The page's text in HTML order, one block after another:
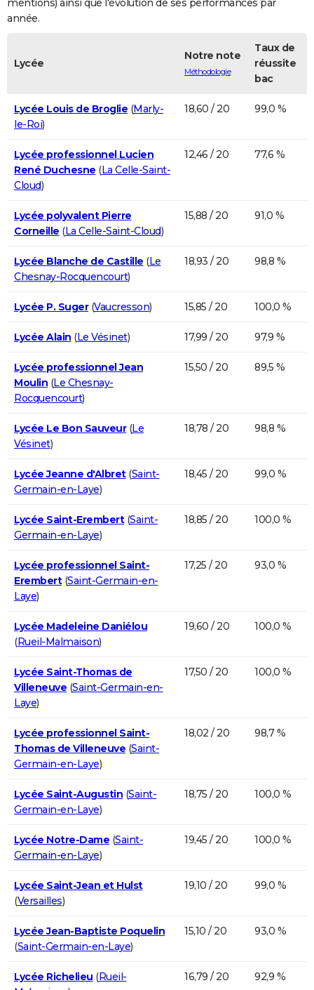
mentions) ainsi que l'évolution de ses performances par
année.
Lycée
Notre note
Méthodologie
Taux de
réussite
bac
Lycée Louis de Broglie (Marly-
le-Roi)
18,60 / 20 99,0 %
Lycée professionnel Lucien
René Duchesne (La Celle-Saint-
Cloud)
12,46 / 20 77,6 %
Lycée polyvalent Pierre
Corneille (La Celle-Saint-Cloud)
15,88 / 20 91,0 %
Lycée Blanche de Castille (Le
Chesnay-Rocquencourt)
18,93 / 20 98,8 %
Lycée P. Suger(Vaucresson) 15,85 / 20 100,0 %
Lycée Alain (Le Vésinet) 17,99 / 20 97,9 %
Lycée professionnel Jean
Moulin (Le Chesnay-
Rocquencourt)
15,50 / 20 89,5 %
Lycée Le Bon Sauveur(Le
Vésinet)
18,78 / 20 98,8 %
Lycée Jeanne d'Albret(Saint-
Germain-en-Laye)
18,45 / 20 99,0 %
Lycée Saint-Erembert(Saint-
Germain-en-Laye)
18,85 / 20 100,0 %
Lycée professionnel Saint-
Erembert(Saint-Germain-en-
Laye)
17,25 / 20 93,0 %
Lycée Madeleine Daniélou
(Rueil-Malmaison)
19,60 / 20 100,0 %
Lycée Saint-Thomas de
Villeneuve (Saint-Germain-en-
Laye)
17,50 / 20 100,0 %
Lycée professionnel Saint-
Thomas de Villeneuve (Saint-
Germain-en-Laye)
18,02 / 20 98,7 %
Lycée Saint-Augustin (Saint-
Germain-en-Laye)
18,75 / 20 100,0 %
Lycée Notre-Dame (Saint-
Germain-en-Laye)
19,45 / 20 100,0 %
Lycée Saint-Jean et Hulst
(Versailles)
19,10 / 20 99,0 %
Lycée Jean-Baptiste Poquelin
(Saint-Germain-en-Laye)
15,10 / 20 93,0 %
Lycée Richelieu (Rueil-
16,79 / 20 92,9 %